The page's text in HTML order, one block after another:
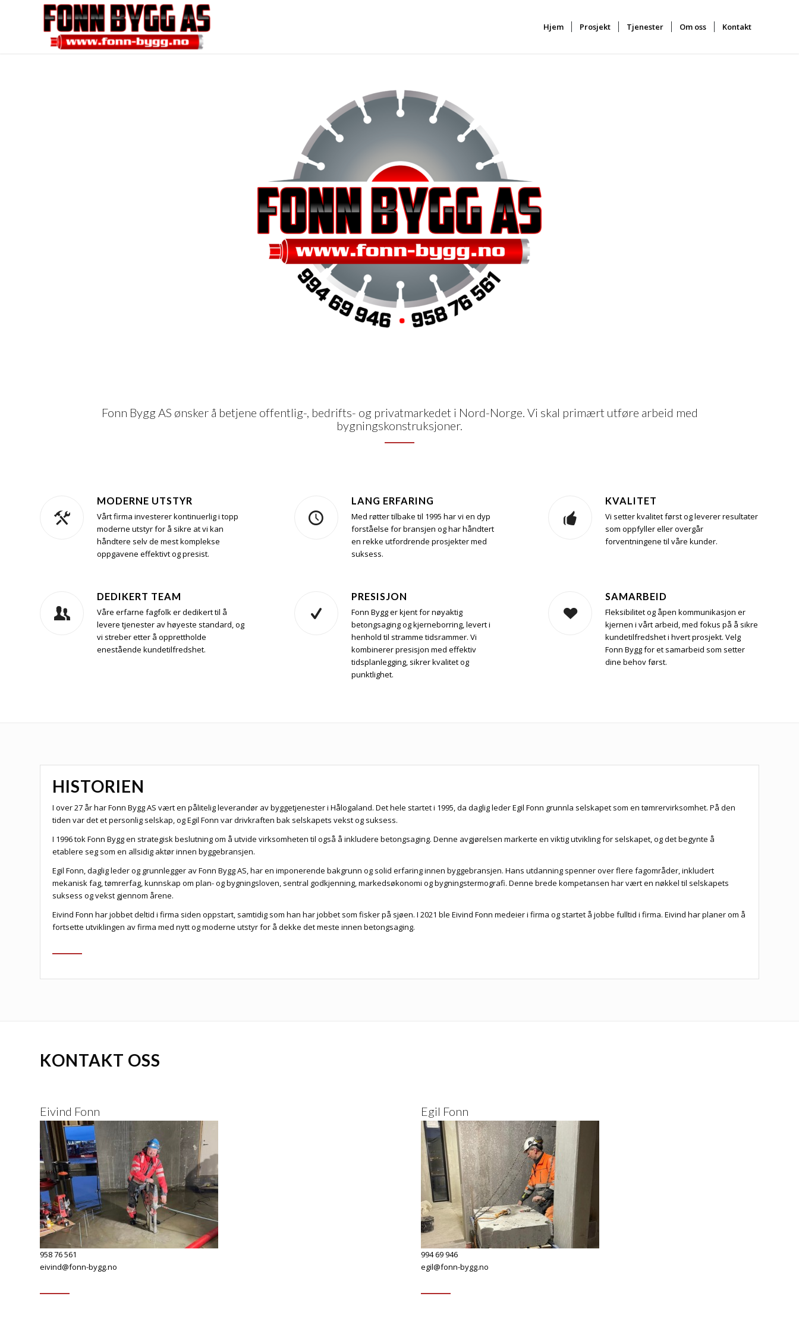
Hjem Prosjekt Tjenester Om oss Kontakt
Fonn Bygg AS ønsker å betjene offentlig-, bedrifts- og privatmarkedet i Nord-Norge. Vi skal primært utføre arbeid med
bygningskonstruksjoner.
MODERNE UTSTYR
Vårt firma investerer kontinuerlig i topp
moderne utstyr for å sikre at vi kan
håndtere selv de mest komplekse
oppgavene effektivt og presist.
LANG ERFARING
Med røtter tilbake til 1995 har vi en dyp
forståelse for bransjen og har håndtert
en rekke utfordrende prosjekter med
suksess.
KVALITET
Vi setter kvalitet først og leverer resultater
som oppfyller eller overgår
forventningene til våre kunder.
DEDIKERT TEAM
Våre erfarne fagfolk er dedikert til å
levere tjenester av høyeste standard, og
vi streber etter å opprettholde
enestående kundetilfredshet.
PRESISJON
Fonn Bygg er kjent for nøyaktig
betongsaging og kjerneborring, levert i
henhold til stramme tidsrammer. Vi
kombinerer presisjon med effektiv
tidsplanlegging, sikrer kvalitet og
punktlighet.
SAMARBEID
Fleksibilitet og åpen kommunikasjon er
kjernen i vårt arbeid, med fokus på å sikre
kundetilfredshet i hvert prosjekt. Velg
Fonn Bygg for et samarbeid som setter
dine behov først.
HISTORIEN
I over 27 år har Fonn Bygg AS vært en pålitelig leverandør av byggetjenester i Hålogaland. Det hele startet i 1995, da daglig leder Egil Fonn grunnla selskapet som en tømrervirksomhet. På den
tiden var det et personlig selskap, og Egil Fonn var drivkraften bak selskapets vekst og suksess.
I 1996 tok Fonn Bygg en strategisk beslutning om å utvide virksomheten til også å inkludere betongsaging. Denne avgjørelsen markerte en viktig utvikling for selskapet, og det begynte å
etablere seg som en allsidig aktør innen byggebransjen.
Egil Fonn, daglig leder og grunnlegger av Fonn Bygg AS, har en imponerende bakgrunn og solid erfaring innen byggebransjen. Hans utdanning spenner over flere fagområder, inkludert
mekanisk fag, tømrerfag, kunnskap om plan- og bygningsloven, sentral godkjenning, markedsøkonomi og bygningstermografi. Denne brede kompetansen har vært en nøkkel til selskapets
suksess og vekst gjennom årene.
Eivind Fonn har jobbet deltid i firma siden oppstart, samtidig som han har jobbet som fisker på sjøen. I 2021 ble Eivind Fonn medeier i firma og startet å jobbe fulltid i firma. Eivind har planer om å
fortsette utviklingen av firma med nytt og moderne utstyr for å dekke det meste innen betongsaging.
KONTAKT OSS
Eivind Fonn
958 76 561
eivind@fonn-bygg.no
Egil Fonn
994 69 946
egil@fonn-bygg.no